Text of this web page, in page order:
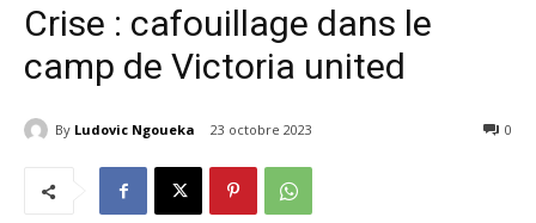
Crise : cafouillage dans le
camp de Victoria united
By Ludovic Ngoueka 23 octobre 2023 0